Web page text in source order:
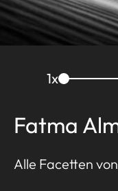
1x
Fatma
Alle Facetten